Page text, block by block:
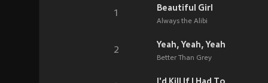
1
Beautiful Girl
Always the Alibi
2
Yeah, Yeah, Yeah
Better Than Grey